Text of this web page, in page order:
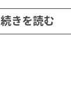
け感を意識し
と、少し前
続きを読む